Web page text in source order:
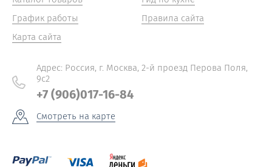
График работы
Карта сайта
Правила сайта
Адрес: Россия, г. Москва, 2-й проезд Перова Поля,
9с2
+7 (906)017-16-84
Смотреть на карте